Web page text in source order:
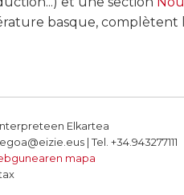
basque, complètent
Elkartea
| Tel. +34.943277111
mapa